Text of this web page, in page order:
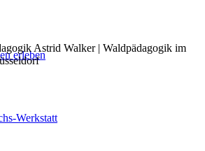
erleben
Werkstatt
Astrid Walker | Waldpädagogik im